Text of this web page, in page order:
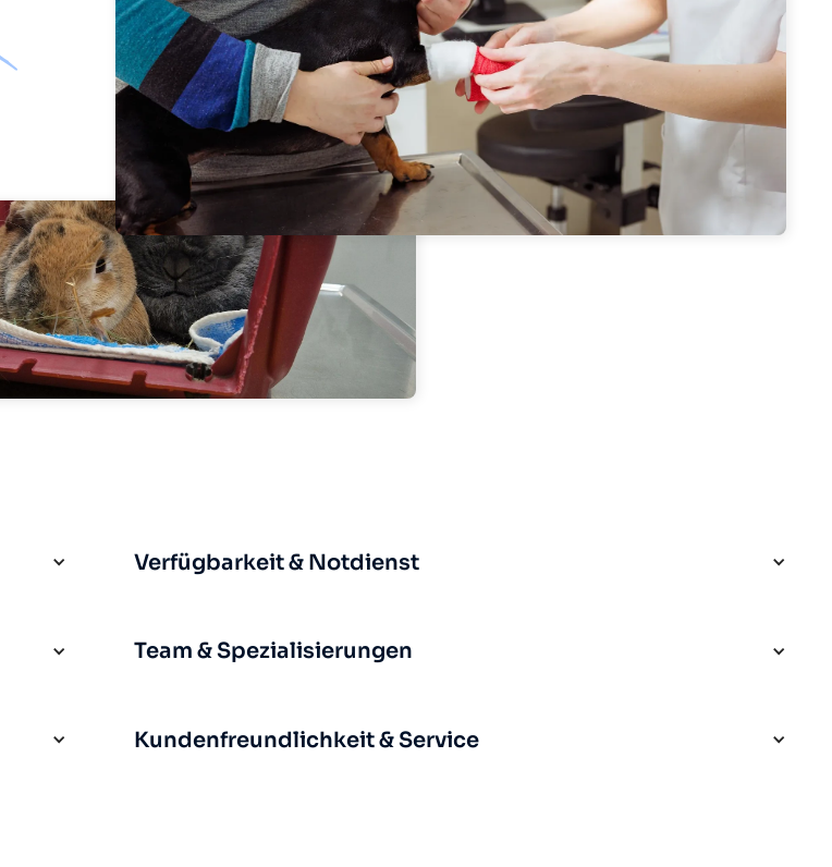
Verfügbarkeit & Notdienst
Team & Spezialisierungen
Kundenfreundlichkeit & Service